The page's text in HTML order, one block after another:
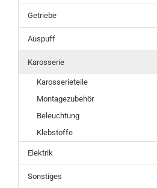
Getriebe
Auspuff
Karosserie
Karosserieteile
Montagezubehör
Beleuchtung
Klebstoffe
Elektrik
Sonstiges